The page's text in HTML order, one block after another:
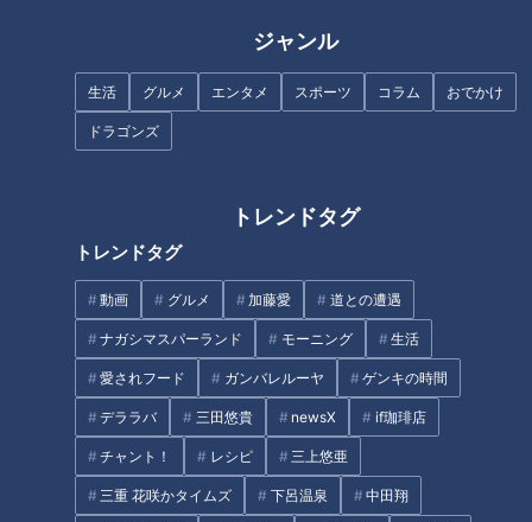
ジャンル
生活 グルメ エンタメ スポーツ コラム おでかけ
ドラゴンズ
トレンドタグ
トレンドタグ
動画 グルメ 加藤愛 道との遭遇
ナガシマスパーランド モーニング 生活
愛されフード ガンバレルーヤ ゲンキの時間
デララバ 三田悠貴 newsX if珈琲店
チャント！ レシピ 三上悠亜
三重 花咲かタイムズ 下呂温泉 中田翔
淡口しょうゆ、みりん 各大さじ1と1/2
粗びき黒こしょう 適量
●片栗粉、小麦粉
1 キャベツは耐熱容器に入れてラップをし、電子レンジ
(600W)に3～4分かける。粗熱がとれたら、葉元の固い部分を
そぎとって、そぎとった部分はみじん切りにする。
2 玉ねぎ、しょうがは皮をむいてともにみじん切りにし、葉
元の固い部分と合わせて片栗粉大さじ1をまぶす。
3 ボウルにひき肉、淡口しょうゆ、酒を入れて、粘りが出る